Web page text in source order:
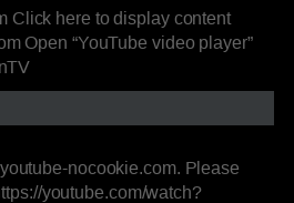
Click here to display content
Open “YouTube video player”
nocookie.com. Please
youtube.com/watch?